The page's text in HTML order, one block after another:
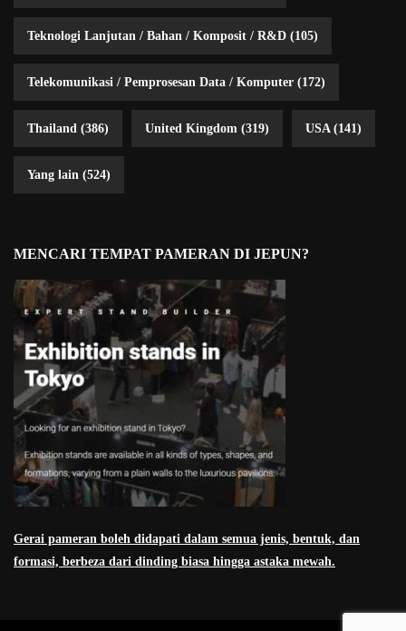
Teknologi Lanjutan / Bahan / Komposit / R&D (105)
Telekomunikasi / Pemprosesan Data / Komputer (172)
Thailand (386) United Kingdom (319) USA (141)
Yang lain (524)
MENCARI TEMPAT PAMERAN DI JEPUN?
Gerai pameran boleh didapati dalam semua jenis, bentuk, dan
formasi, berbeza dari dinding biasa hingga astaka mewah.